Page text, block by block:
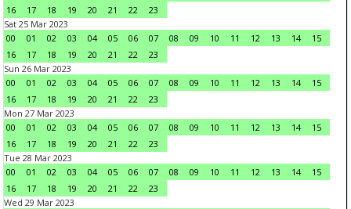
16
17 18 19 20 21 22
23
Sat 25 Mar 2023
00
01 02 03 04 05 06 07 08 09 10 11 12 13 14
15
16
17 18 19 20 21 22
23
Sun 26 Mar 2023
00
01 02 03 04 05 06 07 08 09 10 11 12 13 14
15
16
17 18 19 20 21 22
23
Mon 27 Mar 2023
00
01 02 03 04 05 06 07 08 09 10 11 12 13 14
15
16
17 18 19 20 21 22
23
Tue 28 Mar 2023
00
01 02 03 04 05 06 07 08 09 10 11 12 13 14
15
16
17 18 19 20 21 22
23
Wed 29 Mar 2023